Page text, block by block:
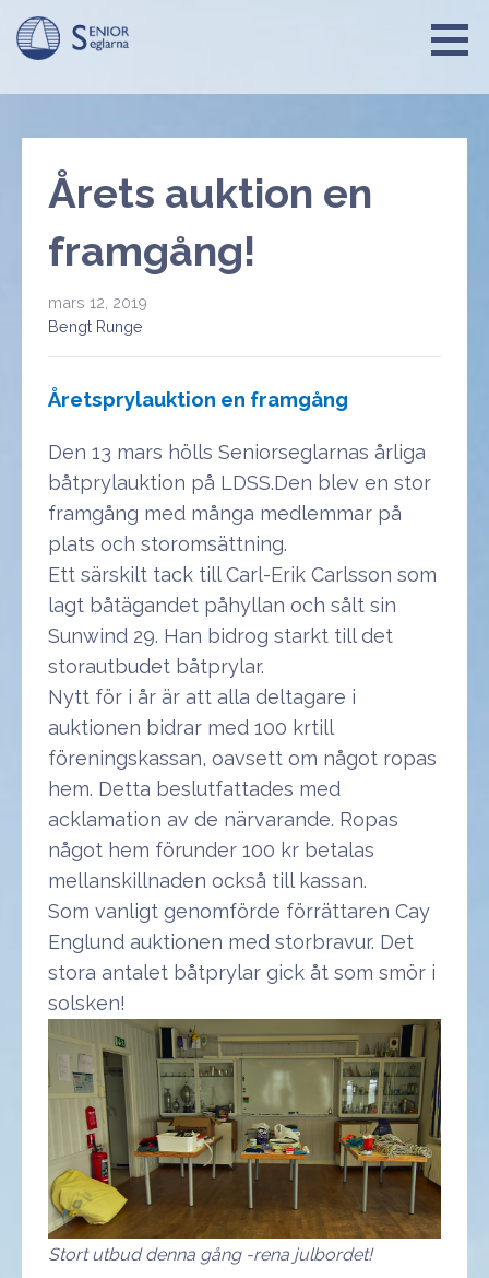
Hoppa
till
innehållSeniorseglarna
Årets auktion en
framgång!
mars 12, 2019
Bengt Runge
Åretsprylauktion en framgång
Den 13 mars hölls Seniorseglarnas årliga
båtprylauktion på LDSS.Den blev en stor
framgång med många medlemmar på
plats och storomsättning.
Ett särskilt tack till Carl-Erik Carlsson som
lagt båtägandet påhyllan och sålt sin
Sunwind 29. Han bidrog starkt till det
storautbudet båtprylar.
Nytt för i år är att alla deltagare i
auktionen bidrar med 100 krtill
föreningskassan, oavsett om något ropas
hem. Detta beslutfattades med
acklamation av de närvarande. Ropas
något hem förunder 100 kr betalas
mellanskillnaden också till kassan.
Som vanligt genomförde förrättaren Cay
Englund auktionen med storbravur. Det
stora antalet båtprylar gick åt som smör i
solsken!
Stort utbud denna gång -rena julbordet!